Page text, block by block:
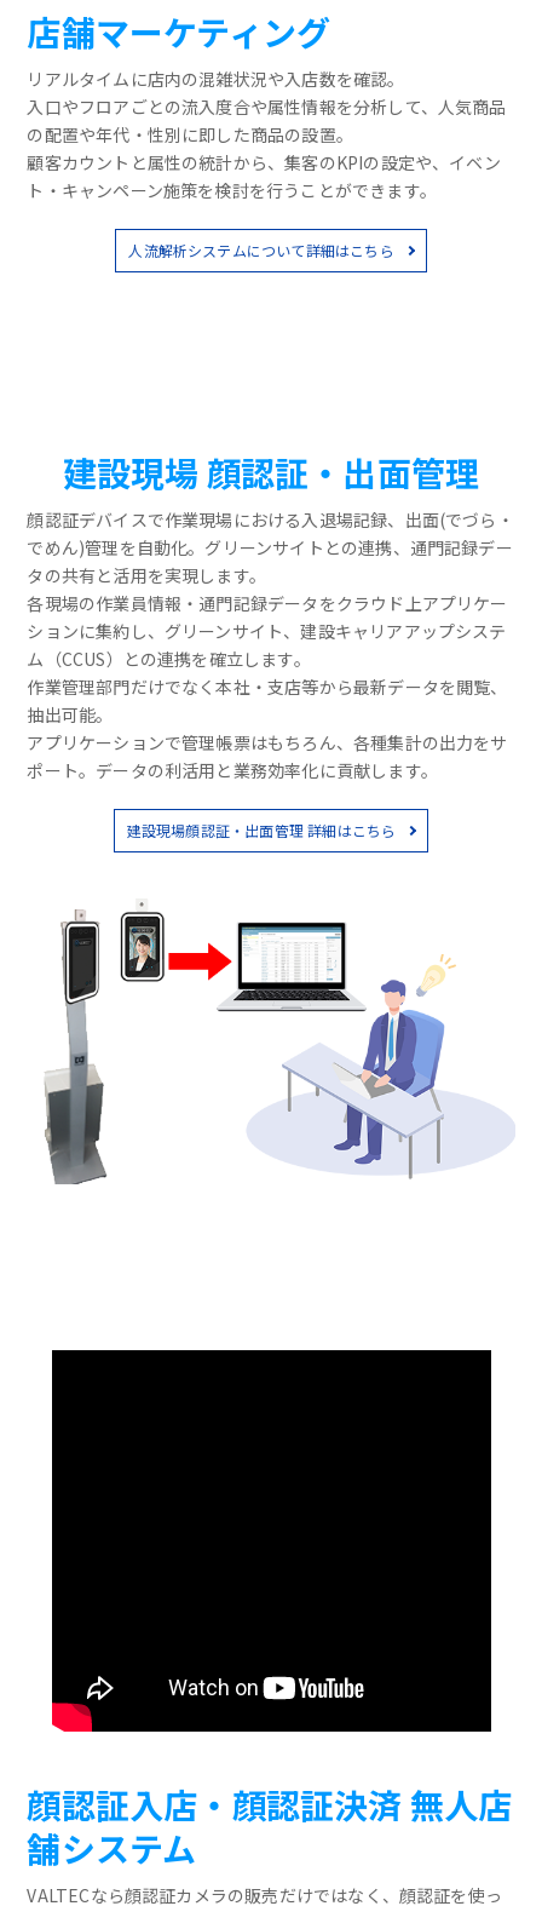
店舗マーケティング
リアルタイムに店内の混雑状況や入店数を確認。
入口やフロアごとの流入度合や属性情報を分析して、人気商品
の配置や年代・性別に即した商品の設置。
顧客カウントと属性の統計から、集客のKPIの設定や、イベン
ト・キャンペーン施策を検討を行うことができます。
人流解析システムについて詳細はこちら
建設現場 顔認証・出面管理
顔認証デバイスで作業現場における入退場記録、出面(でづら・
でめん)管理を自動化。グリーンサイトとの連携、通門記録デー
タの共有と活用を実現します。
各現場の作業員情報・通門記録データをクラウド上アプリケー
ションに集約し、グリーンサイト、建設キャリアアップシステ
ム（CCUS）との連携を確立します。
作業管理部門だけでなく本社・支店等から最新データを閲覧、
抽出可能。
アプリケーションで管理帳票はもちろん、各種集計の出力をサ
ポート。データの利活用と業務効率化に貢献します。
建設現場顔認証・出面管理 詳細はこちら
顔認証入店・顔認証決済 無人店
舗システム
VALTECなら顔認証カメラの販売だけではなく、顔認証を使っ